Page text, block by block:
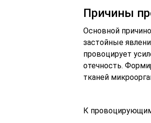
Причины
Основной
застойные
провоцирует
отечность.
тканей
К